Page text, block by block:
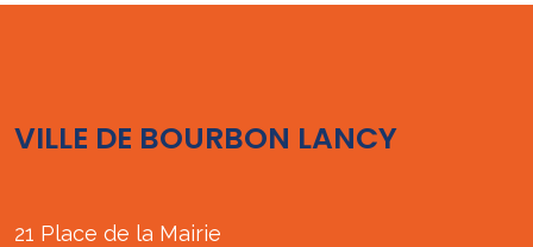
VILLE DE BOURBON LANCY
21 Place de la Mairie